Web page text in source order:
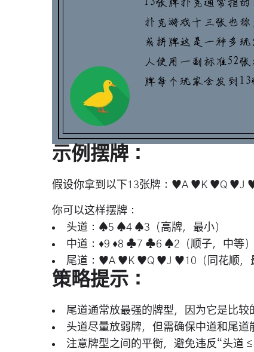
示例摆牌：
假设你拿到以下13张牌：♥A ♥K ♥Q
你可以这样摆牌：
头道 ：♠5 ♠4 ♠3（高牌，最小）
中道 ：♦9 ♦8 ♣7 ♣6 ♠2（顺子，中等）
尾道 ：♥A ♥K ♥Q ♥J ♥10（同花顺，
策略提示：
尾道通常放最强的牌型，因为它是比较
头道尽量放弱牌，但需确保中道和尾道
注意牌型之间的平衡，避免违反“头道